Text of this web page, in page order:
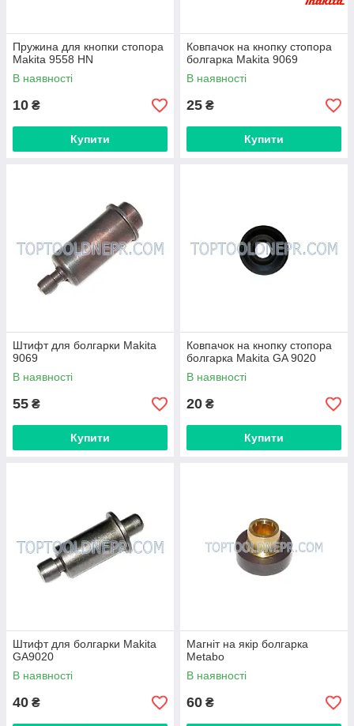
Пружина для кнопки стопора
Makita 9558 HN
В наявності
10 ₴
Купити
Ковпачок на кнопку стопора
болгарка Makita 9069
В наявності
25 ₴
Купити
Штифт для болгарки Makita
9069
В наявності
55 ₴
Купити
Ковпачок на кнопку стопора
болгарка Makita GA 9020
В наявності
20 ₴
Купити
Штифт для болгарки Makita
GA9020
В наявності
40 ₴
Магніт на якір болгарка
Metabo
В наявності
60 ₴